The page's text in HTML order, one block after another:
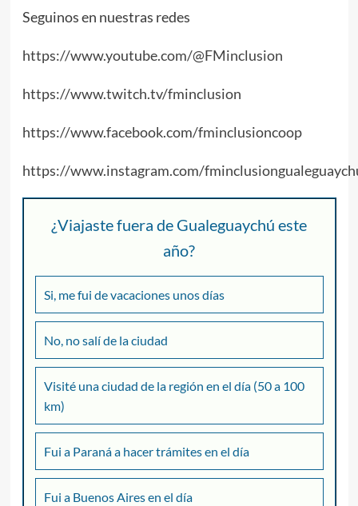
Seguinos en nuestras redes
https://www.youtube.com/@FMinclusion
https://www.twitch.tv/fminclusion
https://www.facebook.com/fminclusioncoop
https://www.instagram.com/
¿Viajaste fuera de Gualeguaychú este
año?
Si, me fui de vacaciones unos días
No, no salí de la ciudad
Visité una ciudad de la región en el día (50 a 100
km)
Fui a Paraná a hacer trámites en el día
Fui a Buenos Aires en el día